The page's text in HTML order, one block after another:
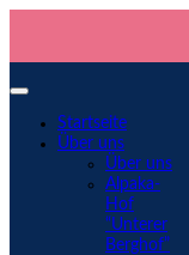
Startseite
Über uns
Über uns
Alpaka-
Hof
“Unterer
Berghof”